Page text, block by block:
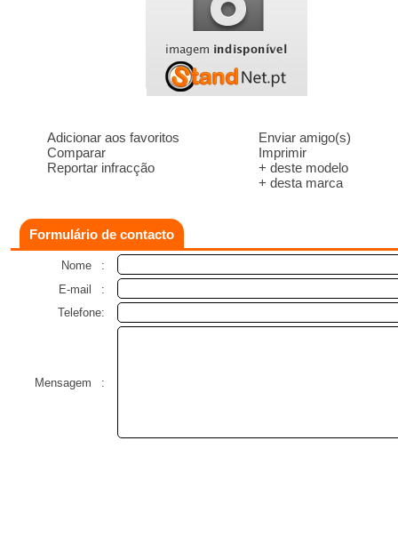
Adicionar aos favoritos
Comparar
Reportar infracção
Enviar amigo(s)
Imprimir
+ deste modelo
+ desta marca
Formulário de contacto
Nome
:
E-mail
:
Telefone:
Mensagem :